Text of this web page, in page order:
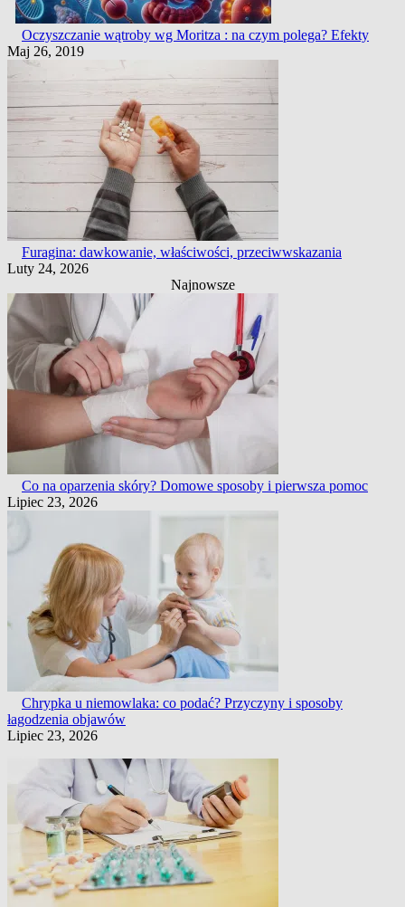
Oczyszczanie wątroby wg Moritza : na czym polega? Efekty
Maj 26, 2019
Furagina: dawkowanie, właściwości, przeciwwskazania
Luty 24, 2026
Najnowsze
Co na oparzenia skóry? Domowe sposoby i pierwsza pomoc
Lipiec 23, 2026
Chrypka u niemowlaka: co podać? Przyczyny i sposoby
łagodzenia objawów
Lipiec 23, 2026